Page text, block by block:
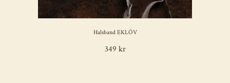
Halsband EKLÖV
349 kr